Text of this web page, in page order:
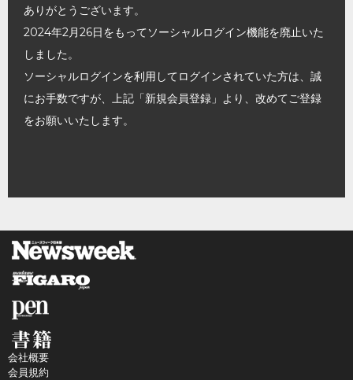
ありがとうございます。
2024年2月26日をもってソーシャルログイン機能を廃止いた
しました。
ソーシャルログインを利用してログインされていた方は、誠
にお手数ですが、上記「新規会員登録」より、改めてご登録
をお願いいたします。
会社概要
会員規約